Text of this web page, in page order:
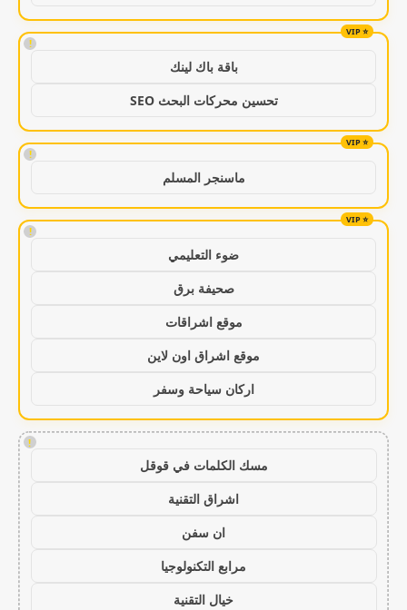
!
باقة باك لينك
تحسين محركات البحث SEO
!
ماسنجر المسلم
!
ضوء التعليمي
صحيفة برق
موقع اشراقات
موقع اشراق اون لاين
اركان سياحة وسفر
!
مسك الكلمات في قوقل
اشراق التقنية
ان سفن
مرابع التكنولوجيا
خيال التقنية